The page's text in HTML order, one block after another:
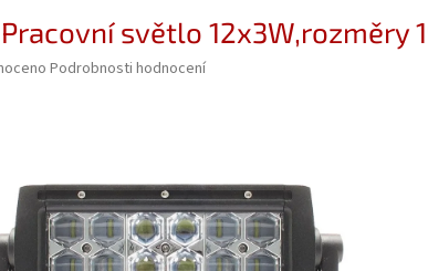
Pracovní světlo 12x3W,rozměry
Podrobnosti hodnocení